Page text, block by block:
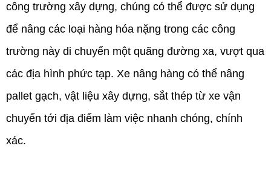
công trường xây dựng, chúng có thể được sử dụng
để nâng các loại hàng hóa nặng trong các công
trường này di chuyển một quãng đường xa, vượt qua
các địa hình phức tạp. Xe nâng hàng có thể nâng
pallet gạch, vật liệu xây dựng, sắt thép từ xe vận
chuyển tới địa điểm làm việc nhanh chóng, chính
xác.